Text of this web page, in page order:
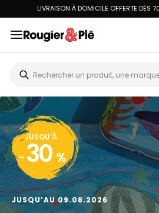
LIVRAISON À DOMICILE OFFERTE DÈS
JUSQU'À
- 30 %
JUSQU’AU 09.08.2026